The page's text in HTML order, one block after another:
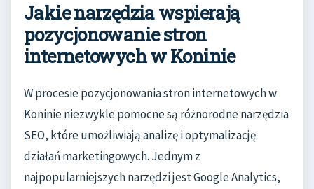
Jakie narzędzia wspierają
pozycjonowanie stron
internetowych w Koninie
W procesie pozycjonowania stron internetowych w
Koninie niezwykle pomocne są różnorodne narzędzia
SEO, które umożliwiają analizę i optymalizację
działań marketingowych. Jednym z
najpopularniejszych narzędzi jest Google Analytics,